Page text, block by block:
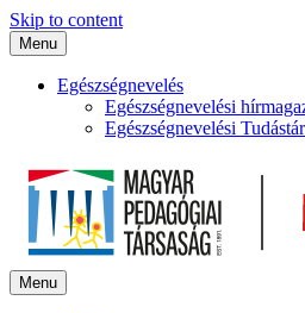
Skip to content
Menu
Egészségnevelés
Egészségnevelési
Egészségnevelési Tudástár
Menu